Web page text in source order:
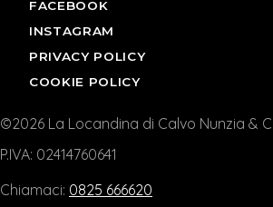
FACEBOOK
INSTAGRAM
PRIVACY POLICY
COOKIE POLICY
©2026 La Locandina di Calvo Nunzia &
P.IVA: 02414760641
Chiamaci: 0825 666620